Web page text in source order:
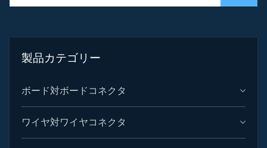
製品カテゴリー
ボード対ボードコネクタ
ワイヤ対ワイヤコネクタ